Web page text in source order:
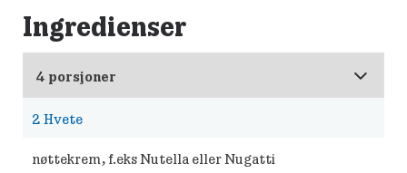
Ingredienser
2 Hvete
nøttekrem, f.eks Nutella eller Nugatti